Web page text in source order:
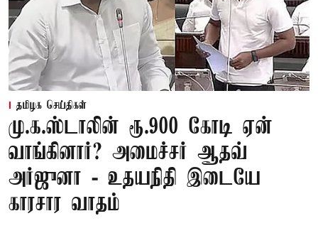
தமிழக செய்திகள்
மு.க.ஸ்டாலின் ரூ.900 கோடி ஏன்
வாங்கினார்? அமைச்சர் ஆதவ்
அர்ஜுனா - உதயநிதி இடையே
காரசார வாதம்